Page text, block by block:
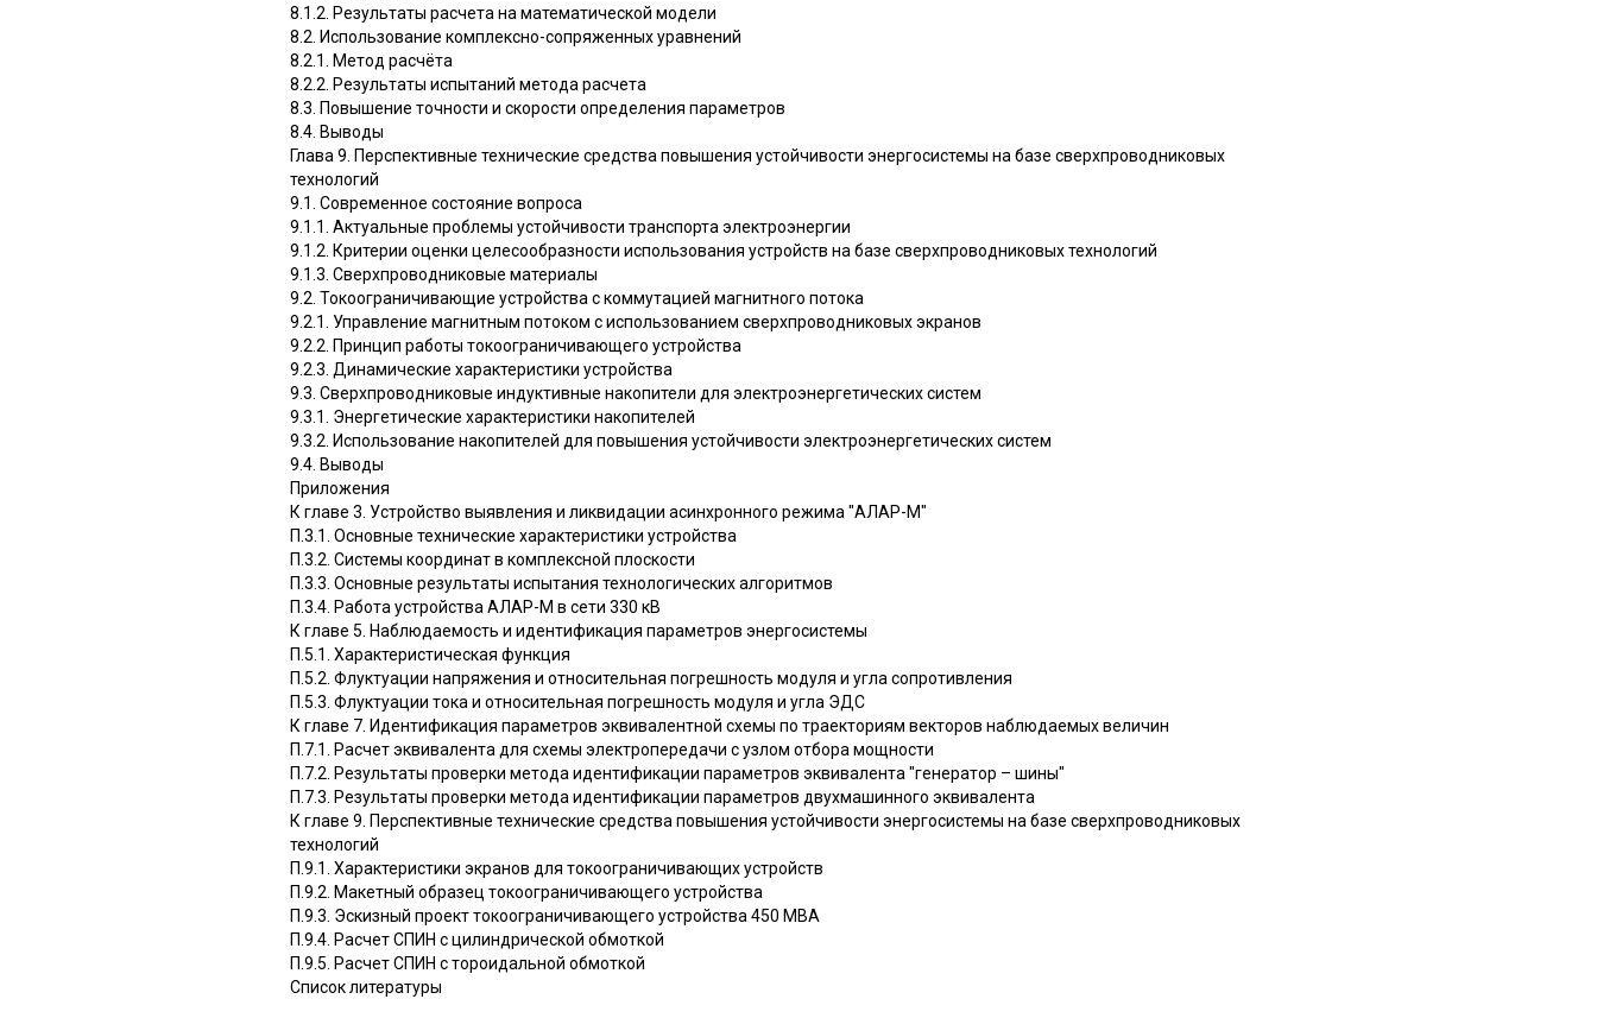
8.1.2. Результаты расчета на математической модели
8.2. Использование комплексно-сопряженных уравнений
8.2.1. Метод расчёта
8.2.2. Результаты испытаний метода расчета
8.3. Повышение точности и скорости определения параметров
8.4. Выводы
Глава 9. Перспективные технические средства повышения устойчивости энергосистемы на базе сверхпроводниковых
технологий
9.1. Современное состояние вопроса
9.1.1. Актуальные проблемы устойчивости транспорта электроэнергии
9.1.2. Критерии оценки целесообразности использования устройств на базе сверхпроводниковых технологий
9.1.3. Сверхпроводниковые материалы
9.2. Токоограничивающие устройства с коммутацией магнитного потока
9.2.1. Управление магнитным потоком с использованием сверхпроводниковых экранов
9.2.2. Принцип работы токоограничивающего устройства
9.2.3. Динамические характеристики устройства
9.3. Сверхпроводниковые индуктивные накопители для электроэнергетических систем
9.3.1. Энергетические характеристики накопителей
9.3.2. Использование накопителей для повышения устойчивости электроэнергетических систем
9.4. Выводы
Приложения
К главе 3. Устройство выявления и ликвидации асинхронного режима "АЛАР-М"
П.3.1. Основные технические характеристики устройства
П.3.2. Системы координат в комплексной плоскости
П.3.3. Основные результаты испытания технологических алгоритмов
П.3.4. Работа устройства АЛАР-М в сети 330 кВ
К главе 5. Наблюдаемость и идентификация параметров энергосистемы
П.5.1. Характеристическая функция
П.5.2. Флуктуации напряжения и относительная погрешность модуля и угла сопротивления
П.5.3. Флуктуации тока и относительная погрешность модуля и угла ЭДС
К главе 7. Идентификация параметров эквивалентной схемы по траекториям векторов наблюдаемых величин
П.7.1. Расчет эквивалента для схемы электропередачи с узлом отбора мощности
П.7.2. Результаты проверки метода идентификации параметров эквивалента "генератор – шины"
П.7.3. Результаты проверки метода идентификации параметров двухмашинного эквивалента
К главе 9. Перспективные технические средства повышения устойчивости энергосистемы на базе сверхпроводниковых
технологий
П.9.1. Характеристики экранов для токоограничивающих устройств
П.9.2. Макетный образец токоограничивающего устройства
П.9.3. Эскизный проект токоограничивающего устройства 450 MBA
П.9.4. Расчет СПИН с цилиндрической обмоткой
П.9.5. Расчет СПИН с тороидальной обмоткой
Список литературы